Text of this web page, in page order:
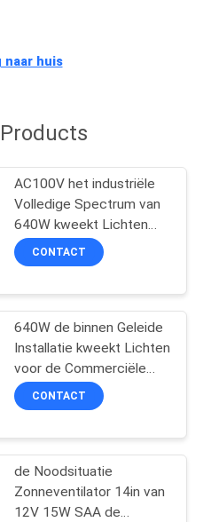
naar huis
AC100V het industriële
Volledige Spectrum van
640W kweekt Lichten
voor Medische Installatie
CONTACT
640W de binnen Geleide
Installatie kweekt Lichten
voor de Commerciële
Hydroponic Landbouw
CONTACT
de Noodsituatie
Zonneventilator 14in van
12V 15W SAA de